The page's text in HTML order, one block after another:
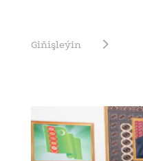
Giňişleýin